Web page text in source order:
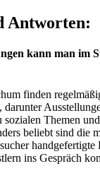
Antworten:
kann man im
finden
darunter
sozialen Themen
beliebt sind die
handgefertigte
ins Gespräch